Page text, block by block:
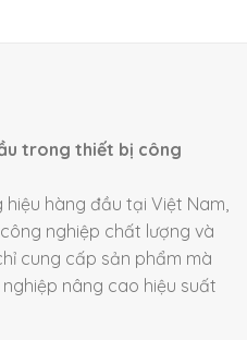
trong thiết bị công
hàng đầu tại Việt Nam,
nghiệp chất lượng và
cung cấp sản phẩm mà
nâng cao hiệu suất